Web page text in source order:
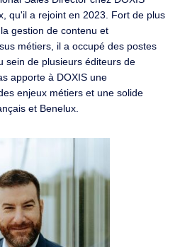
qu'il a rejoint en 2023. Fort de plus
gestion de contenu et
métiers, il a occupé des postes
sein de plusieurs éditeurs de
apporte à DOXIS une
enjeux métiers et une solide
et Benelux.